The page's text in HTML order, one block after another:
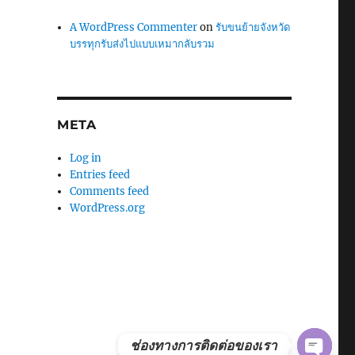
A WordPress Commenteronรับขนย้ายจังหวัด
บรรทุกรับส่งไปแบบเหมากลับรวม
META
Log in
Entries feed
Comments feed
WordPress.org
ช่องทางการติดต่อของเรา